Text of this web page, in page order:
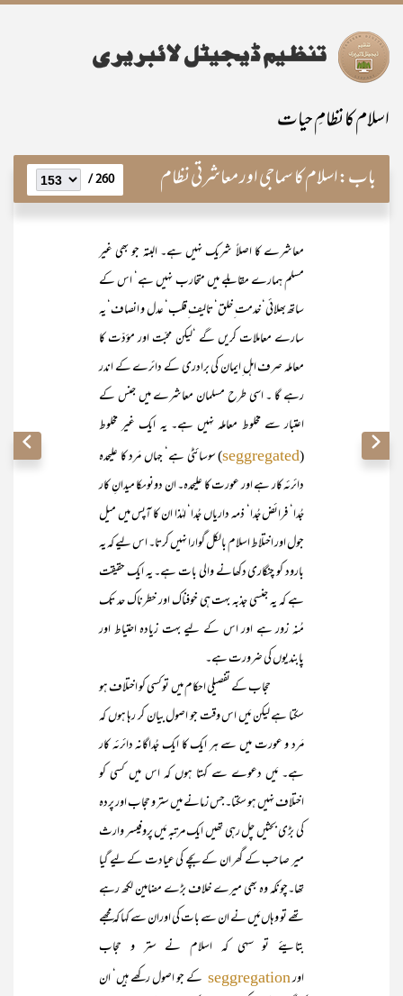
اسلام کا نظامِ حیات
باب:اسلام کا سماجی اور معاشرتی نظام 260 /
معاشرے کا اصلاً شریک نہیں ہے۔ البتہ جو بھی غیر
مسلم ہمارے مقابلے میں متحارب نہیں ہے‘ اس کے
ساتھ بھلائی‘ خدمت ِخلق‘ تالیف ِقلب‘ عدل و انصاف‘ یہ
سارے معاملات کریں گے ‘لیکن محبّت اور مؤدّت کا
معاملہ صرف اہل ِایمان کی برادری کے دائرے کے اندر
رہے گا ۔ اسی طرح مسلمان معاشرے میں جنس کے
اعتبار سے مخلوط معاملہ نہیں ہے۔ یہ ایک غیر مخلوط
(
seggregated) سوسائٹی ہے‘ جہاں مَرد کا علیحدہ
دائرئہ کار ہے اور عورت کا علیحدہ۔ ان دونوںکا میدانِ کار
جُدا‘ فرائض جُدا‘ ذمہ داریاں جُدا‘ لہٰذا ان کا آپس میں میل
جول اور اختلاط اسلام بالکل گوارا نہیں کرتا۔ اس لیے کہ یہ
بارود کو چنگاری دکھانے والی بات ہے۔ یہ ایک حقیقت
ہے کہ یہ جنسی جذبہ بہت ہی خوفناک اور خطرناک حد تک
مُنہ زور ہے اور اس کے لیے بہت زیادہ احتیاط اور
پابندیوں کی ضرورت ہے۔
حجاب کے تفصیلی احکام میں توکسی کو اختلاف ہو
سکتا ہے لیکن مَیں اس وقت جو اصول بیان کر رہا ہوں کہ
مَرد و عورت میں سے ہر ایک کا ایک جُداگانہ دائرئہ کار
ہے۔ مَیں دعوے سے کہتا ہوں کہ اس میں کسی کو
اختلاف نہیں ہو سکتا۔جس زمانے میں ستر و حجاب اور پردہ
کی بڑی بحثیں چل رہی تھیں ایک مرتبہ مَیں پروفیسر وارث
میر صاحب کے گھر ان کے بچے کی عیادت کے لیے گیا
تھا۔چونکہ وہ بھی میرے خلاف بڑے مضامین لکھ رہے
تھے تو وہاں مَیں نے ان سے بات کی اوران سے کہا کہ مجھے
بتایئے تو سہی کہ اسلام نے ستر و حجاب
اورseggregation کے جو اصول رکھے ہیں‘ ان